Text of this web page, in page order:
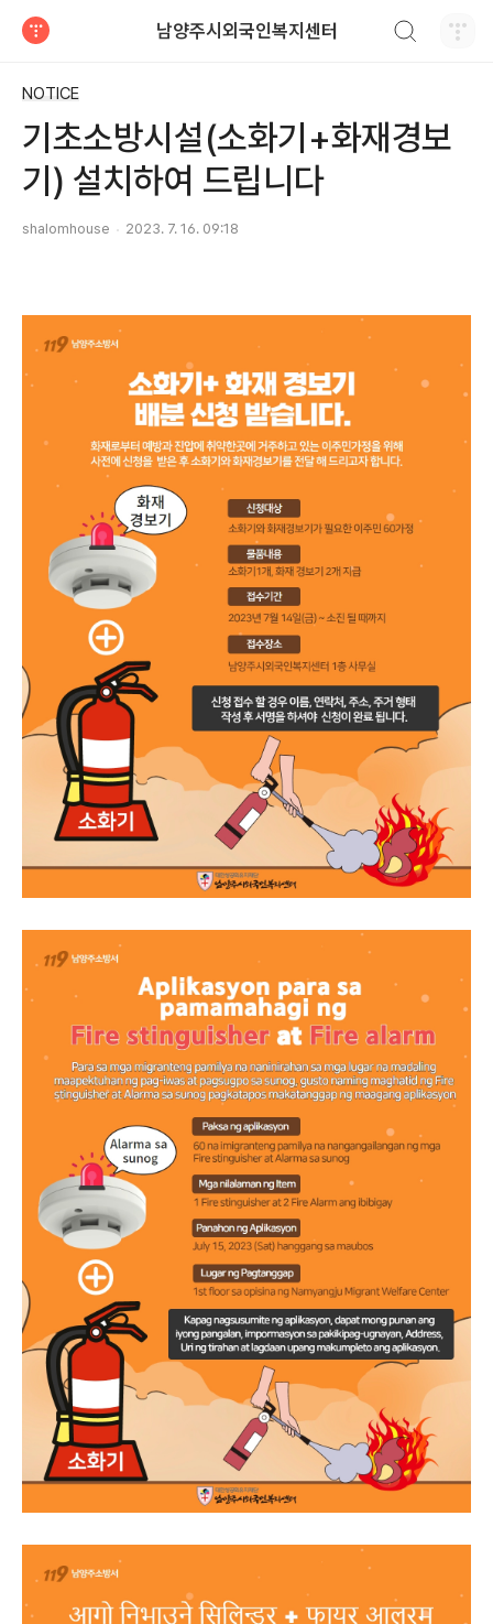
남양주시외국인복지센터
NOTICE
기초소방시설(소화기+화재경보
기) 설치하여 드립니다
shalomhouse 2023. 7. 16. 09:18